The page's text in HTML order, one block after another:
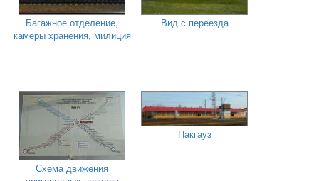
Багажное отделение,
камеры хранения, милиция
Вид с переезда
Схема движения
Пакгауз